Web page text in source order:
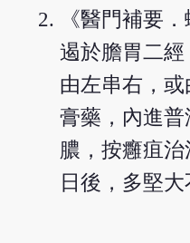
《醫門補要
遏於膽胃二
由左串右，
膏藥，內進
膿，按癰疽
日後，多堅大